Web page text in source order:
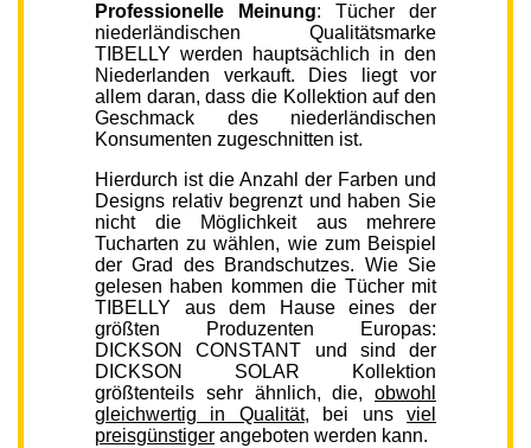
Professionelle Meinung: Tücher der
niederländischen Qualitätsmarke
TIBELLY werden hauptsächlich in den
Niederlanden verkauft. Dies liegt vor
allem daran, dass die Kollektion auf den
Geschmack des niederländischen
Konsumenten zugeschnitten ist.
Hierdurch ist die Anzahl der Farben und
Designs relativ begrenzt und haben Sie
nicht die Möglichkeit aus mehrere
Tucharten zu wählen, wie zum Beispiel
der Grad des Brandschutzes. Wie Sie
gelesen haben kommen die Tücher mit
TIBELLY aus dem Hause eines der
größten Produzenten Europas:
DICKSON CONSTANT und sind der
DICKSON SOLAR Kollektion
größtenteils sehr ähnlich, die, obwohl
gleichwertig in Qualität, bei unsviel
preisgünstiger angeboten werden kann.